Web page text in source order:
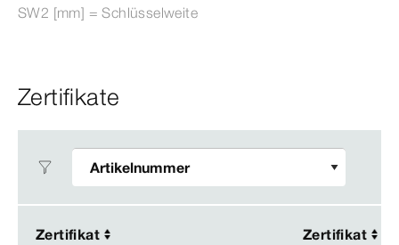
SW2 [mm] = Schlüsselweite
Zertifikate
Zertifikat Zertifikat
Zertifikat Zertifikat